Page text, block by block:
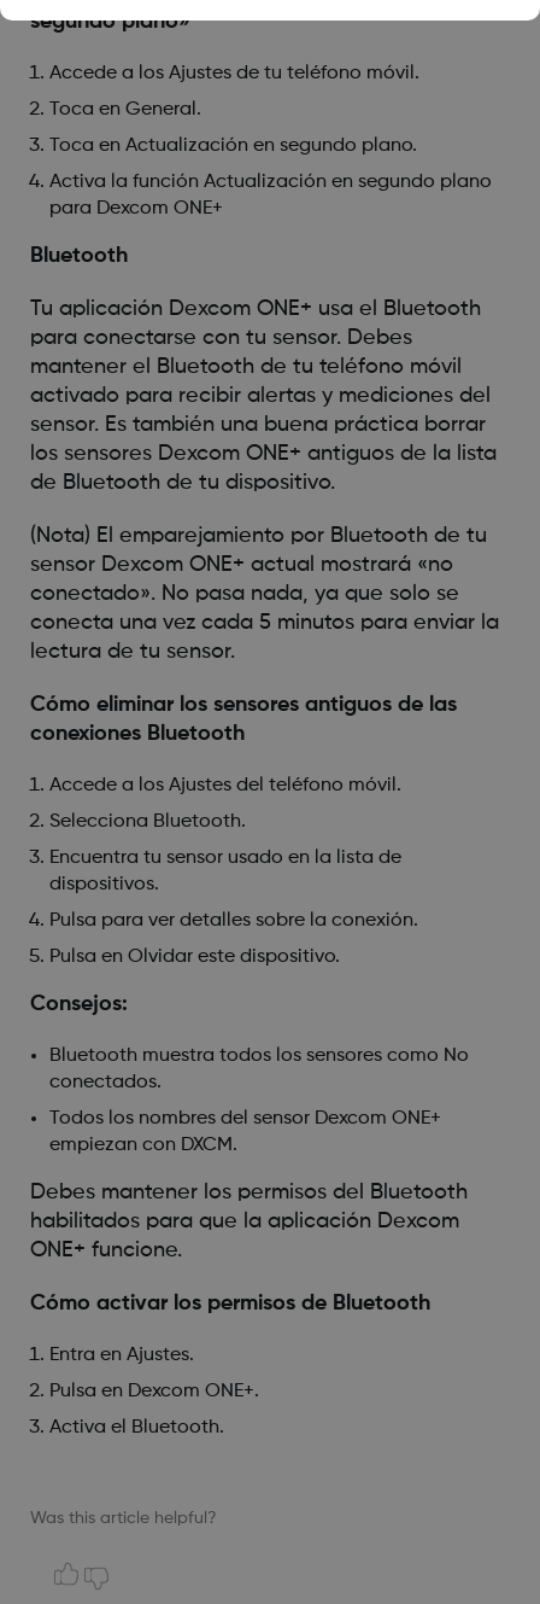
segundo plano»
Accede a los Ajustes de tu teléfono móvil.
Toca en General.
Toca en Actualización en segundo plano.
Activa la función Actualización en segundo plano
para Dexcom ONE+
Bluetooth
Tu aplicación Dexcom ONE+ usa el Bluetooth
para conectarse con tu sensor. Debes
mantener el Bluetooth de tu teléfono móvil
activado para recibir alertas y mediciones del
sensor. Es también una buena práctica borrar
los sensores Dexcom ONE+ antiguos de la lista
de Bluetooth de tu dispositivo.
(Nota) El emparejamiento por Bluetooth de tu
sensor Dexcom ONE+ actual mostrará «no
conectado». No pasa nada, ya que solo se
conecta una vez cada 5 minutos para enviar la
lectura de tu sensor.
Cómo eliminar los sensores antiguos de las
conexiones Bluetooth
Accede a los Ajustes del teléfono móvil.
Selecciona Bluetooth.
Encuentra tu sensor usado en la lista de
dispositivos.
Pulsa para ver detalles sobre la conexión.
Pulsa en Olvidar este dispositivo.
Consejos:
Bluetooth muestra todos los sensores como No
conectados.
Todos los nombres del sensor Dexcom ONE+
empiezan con DXCM.
Debes mantener los permisos del Bluetooth
habilitados para que la aplicación Dexcom
ONE+ funcione.
Cómo activar los permisos de Bluetooth
Entra en Ajustes.
Pulsa en Dexcom ONE+.
Activa el Bluetooth.
Was this article helpful?